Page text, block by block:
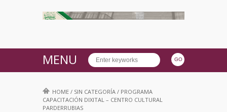
MENU
HOME / SIN CATEGORÍA / PROGRAMA
CAPACITACIÓN DIXITAL – CENTRO CULTURAL
PARDERRUBIAS